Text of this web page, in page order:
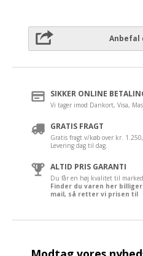
Anbefal
SIKKER ONLINE
Vi tager imod Dankort, Visa,
GRATIS FRAGT
Gratis fragt v/køb over kr.
Levering dag til dag.
ALTID PRIS GARANTI
Du får en høj kvalitet til
Finder du varen her
mail, så retter vi prisen til